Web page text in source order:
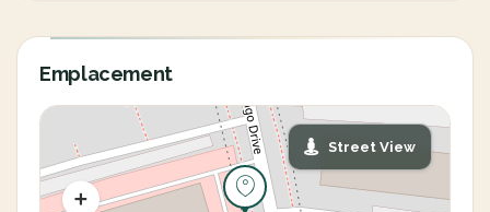
Emplacement
Street View